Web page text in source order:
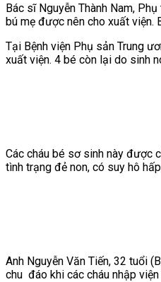
Bác sĩ Nguyễn Thành Nam,
bú mẹ được nên cho xuất viện.
Tại Bệnh viện Phụ sản Trung
xuất viện. 4 bé còn lại do sinh
Các cháu bé sơ sinh này được
tình trạng đẻ non, có suy hô
Anh Nguyễn Văn Tiến, 32 tuổi
chu đáo khi các cháu nhập